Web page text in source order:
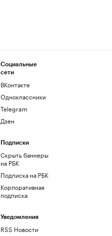
Социальные
сети
ВКонтакте
Одноклассники
Telegram
Дзен
Подписки
Скрыть баннеры
на РБК
Подписка на РБК
Корпоративная
подписка
Уведомления
RSS Новости